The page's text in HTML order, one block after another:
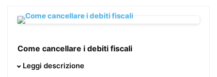
Come cancellare i debiti fiscali
Il presente volume vuole offrire ai professionisti ed ai
Leggi descrizione